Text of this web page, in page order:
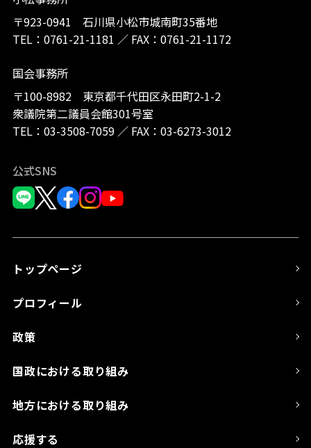
〒923-0941 石川県小松市城南町35番地
TEL： 0761-21-1181 ／ FAX：0761-21-1172
国会事務所
〒100-8982 東京都千代田区永田町2-1-2
衆議院第二議員会館301号室
TEL： 03-3508-7059／ FAX：03-6273-3012
公式SNS
トップページ
プロフィール
政策
国政における取り組み
地方における取り組み
応援する